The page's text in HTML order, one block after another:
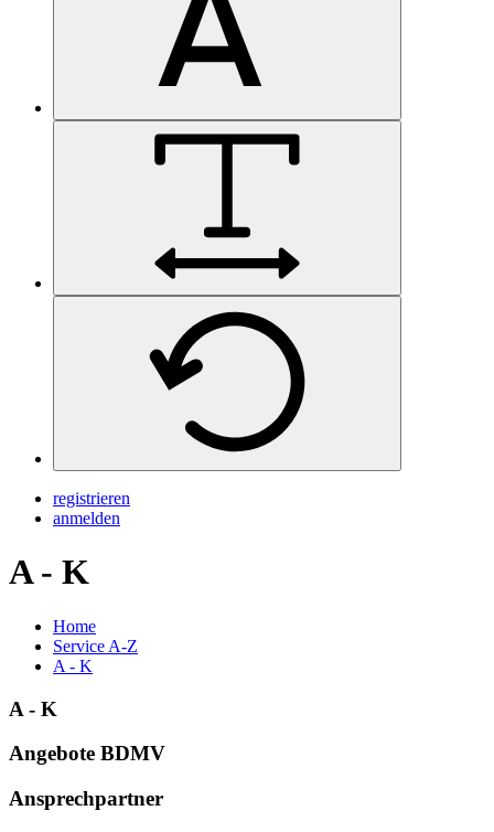
registrieren
anmelden
A - K
Home
Service A-Z
A - K
A - K
Angebote BDMV
Ansprechpartner